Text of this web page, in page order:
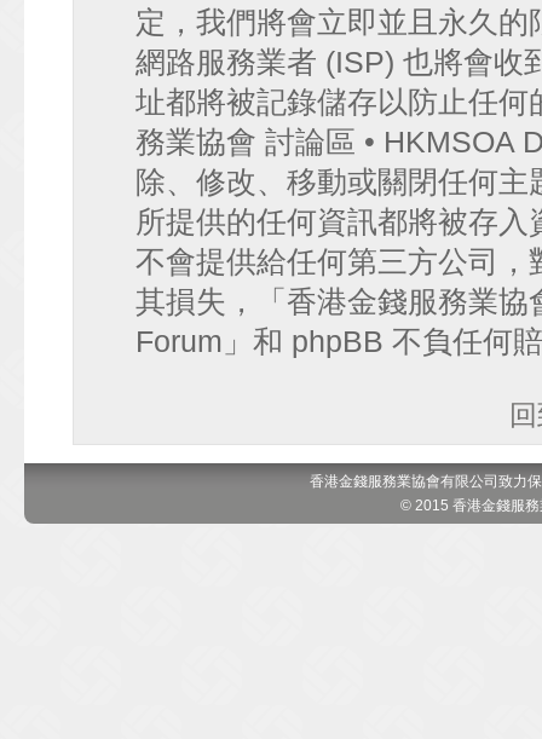
定，我們將會立即並且永久
網路服務業者 (ISP) 也將會收
址都將被記錄儲存以防止任
務業協會 討論區 • HKMSOA
除、修改、移動或關閉任何
所提供的任何資訊都將被存
不會提供給任何第三方公司
其損失，「香港金錢服務業
Forum」和 phpBB 不負任何
香港金錢服務業協會有限公司致力
© 2015 香港金錢服